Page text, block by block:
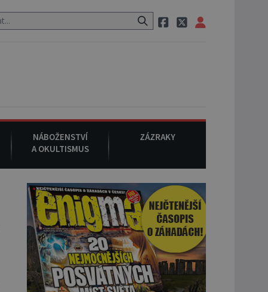
psovitá šelma, údajně bájná čupakabra.
NÁBOŽENSTVÍ
A OKULTISMUS
ZÁZRAKY